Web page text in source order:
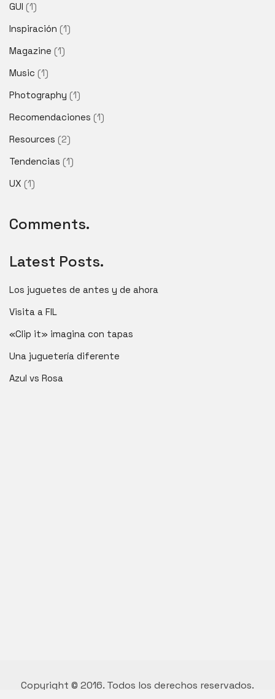
GUI (1)
Inspiración (1)
Magazine (1)
Music (1)
Photography (1)
Recomendaciones (1)
Resources (2)
Tendencias (1)
UX (1)
Comments.
Latest Posts.
Los juguetes de antes y de ahora
Visita a FIL
«Clip it» imagina con tapas
Una juguetería diferente
Azul vs Rosa
Copyright © 2016. Todos los derechos reservados.